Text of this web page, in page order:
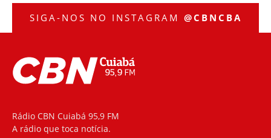
SIGA-NOS NO INSTAGRAM @CBNCBA
Rádio CBN Cuiabá 95,9 FM
A rádio que toca notícia.